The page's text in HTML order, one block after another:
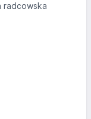
radcowska